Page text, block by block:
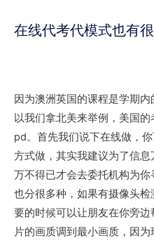
在线代考代模式也有
因为澳洲英国的课程是学期
以我们拿北美来举例，美国
pd。首先我们说下在线做，
方式做，其实我建议为了信
万不得已才会去委托机构为
也分很多种，如果有摄像头
要的时候可以让朋友在你旁
片的画质调到最小画质，因